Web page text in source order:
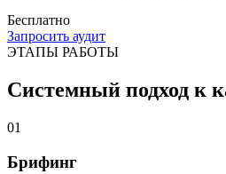
Бесплатно
Запросить аудит
ЭТАПЫ РАБОТЫ
Системный подход к
01
Брифинг